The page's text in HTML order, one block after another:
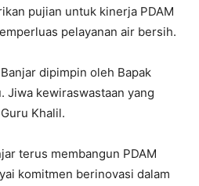
pujian untuk kinerja PDAM
pelayanan air bersih.
dipimpin oleh Bapak
Jiwa kewiraswastaan yang
Khalil.
terus membangun PDAM
komitmen berinovasi dalam